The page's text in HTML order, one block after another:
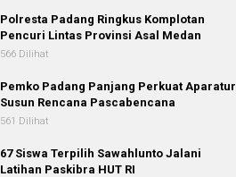
Polresta Padang Ringkus Komplotan
Pencuri Lintas Provinsi Asal Medan
566 Dilihat
Pemko Padang Panjang Perkuat Aparatur
Susun Rencana Pascabencana
561 Dilihat
67 Siswa Terpilih Sawahlunto Jalani
Latihan Paskibra HUT RI